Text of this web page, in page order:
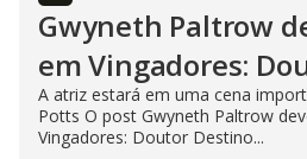
Gwyneth Paltrow
em Vingadores:
A atriz estará em uma cena
Potts O post Gwyneth Paltrow
Vingadores: Doutor Destino...